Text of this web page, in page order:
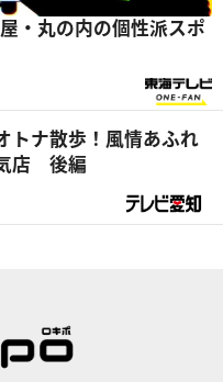
・丸の内の個性派スポ
トナ散歩！風情あふれ
店 後編